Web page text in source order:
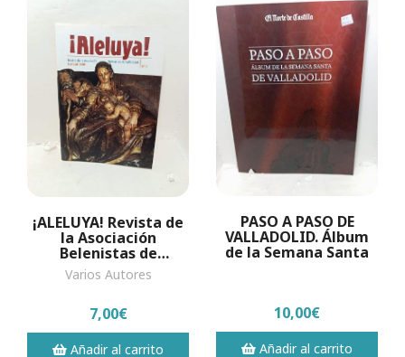
¡ALELUYA! Revista de
la Asociación
Belenistas de
Valladolid. Navidad
2008, número 3
Varios Autores
7,00€
Añadir al carrito
PASO A PASO DE
VALLADOLID. Álbum
de la Semana Santa
10,00€
Añadir al carrito